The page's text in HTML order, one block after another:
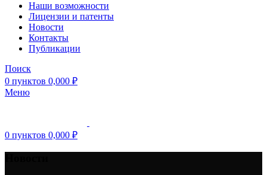
Наши возможности
Лицензии и патенты
Новости
Контакты
Публикации
Поиск
0 пунктов 0,000 ₽
Меню
0 пунктов 0,000 ₽